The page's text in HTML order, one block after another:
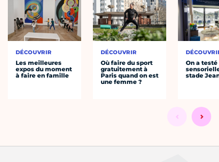
DÉCOUVRIR
Les meilleures
expos du moment
à faire en famille
DÉCOUVRIR
Où faire du sport
gratuitement à
Paris quand on est
une femme ?
On a
stade